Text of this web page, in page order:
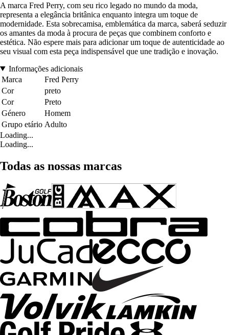
A marca Fred Perry, com seu rico legado no mundo da moda,
representa a elegância britânica enquanto integra um toque de
modernidade. Esta sobrecamisa, emblemática da marca, saberá seduzir
os amantes da moda à procura de peças que combinem conforto e
estética. Não espere mais para adicionar um toque de autenticidade ao
seu visual com esta peça indispensável que une tradição e inovação.
Informações adicionais
Marca
Fred Perry
Cor
preto
Cor
Preto
Género
Homem
Grupo etário Adulto
Loading...
Loading...
Todas as nossas marcas